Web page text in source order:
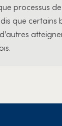
processus
que certains